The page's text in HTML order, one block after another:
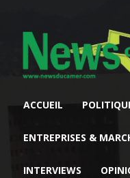
ACCUEIL
ENTREPRISES &
INTERVIEWS